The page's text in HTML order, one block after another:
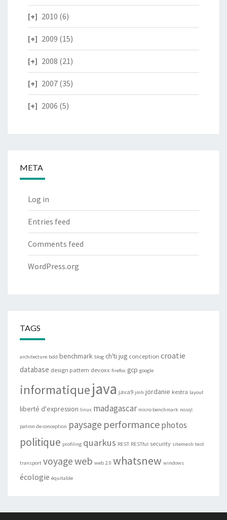
2010 (6)
2009 (15)
2008 (21)
2007 (35)
2006 (5)
META
Log in
Entries feed
Comments feed
WordPress.org
TAGS
architecture bdd benchmark blog ch'ti jug conception croatie
database design pattern devoxx firefox gcp google
informatiquejava java9 jmh jordanie kestra layout
liberté d'expression linux madagascar micro-benchmark nosql
patron de conception paysage performancephotos
politique profiling quarkus REST RESTful security sitemesh test
transport voyageweb web 2.0 whatsnew windows
écologie équitable